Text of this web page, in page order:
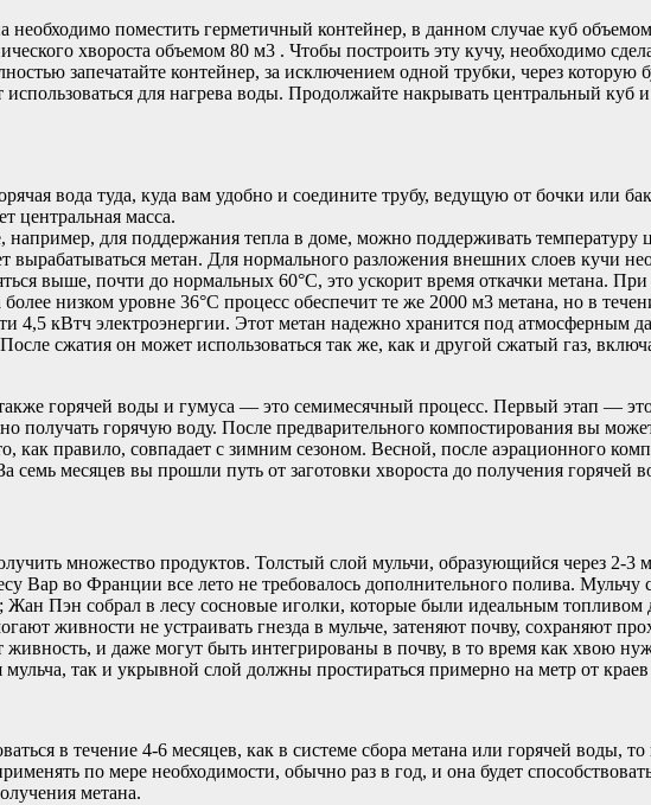
необходимо поместить герметичный контейнер, в данном случае куб
хвороста объемом 80 м3 . Чтобы построить эту кучу, необходимо
запечатайте контейнер, за исключением одной трубки, через
использоваться для нагрева воды. Продолжайте накрывать центральный
вода туда, куда вам удобно и соедините трубу, ведущую от бочки
центральная масса.
для поддержания тепла в доме, можно поддерживать
вырабатываться метан. Для нормального разложения внешних слоев кучи
выше, почти до нормальных 60°C, это ускорит время откачки метана.
низком уровне 36°C процесс обеспечит те же 2000 м3 метана, но в
4,5 кВтч электроэнергии. Этот метан надежно хранится под
сжатия он может использоваться так же, как и другой сжатый газ,
горячей воды и гумуса — это семимесячный процесс. Первый этап —
получать горячую воду. После предварительного компостирования вы
как правило, совпадает с зимним сезоном. Весной, после аэрационного
семь месяцев вы прошли путь от заготовки хвороста до получения горячей
множество продуктов. Толстый слой мульчи, образующийся через 2-3
Вар во Франции все лето не требовалось дополнительного полива. Мульчу
Жан Пэн собрал в лесу сосновые иголки, которые были идеальным
живности не устраивать гнезда в мульче, затеняют почву, сохраняют
и даже могут быть интегрированы в почву, в то время как хвою
мульча, так и укрывной слой должны простираться примерно на метр от
в течение 4-6 месяцев, как в системе сбора метана или горячей воды,
по мере необходимости, обычно раз в год, и она будет
метана.